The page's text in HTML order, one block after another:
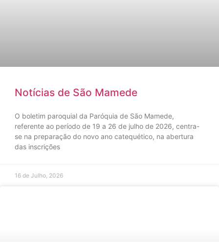
Notícias de São Mamede
O boletim paroquial da Paróquia de São Mamede,
referente ao período de 19 a 26 de julho de 2026, centra-
se na preparação do novo ano catequético, na abertura
das inscrições
16 de Julho, 2026